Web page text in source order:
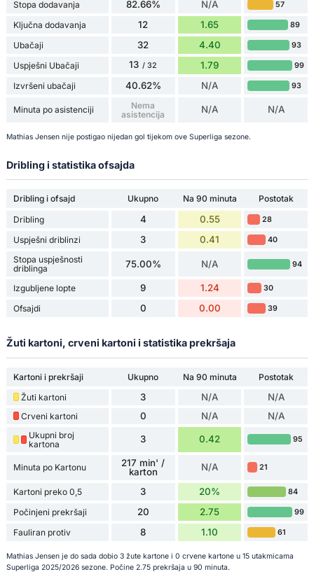
Stopa dodavanja 82.66% N/A 57
Ključna dodavanja 12 1.65 89
Ubačaji 32 4.40 93
Uspješni Ubačaji 13 / 32 1.79 99
Izvršeni ubačaji 40.62% N/A 93
Minuta po asistenciji
Nema
asistencija
N/A N/A
Mathias Jensen nije postigao nijedan gol tijekom ove Superliga sezone.
Dribling i statistika ofsajda
Dribling i ofsajd Ukupno Na 90 minuta
Postotak
Dribling
4 0.55 28
Uspješni driblinzi 3 0.41 40
Stopa uspješnosti
driblinga
75.00% N/A 94
Izgubljene lopte 9 1.24 30
Ofsajdi 0 0.00 39
Žuti kartoni, crveni kartoni i statistika prekršaja
Kartoni i prekršaji Ukupno Na 90 minuta
Postotak
Žuti kartoni
3 N/A N/A
Crveni kartoni 0 N/A N/A
Ukupni broj
kartona
3 0.42 95
Minuta po Kartonu
217 min' /
karton
N/A 21
Kartoni preko 0,5 3 20% 84
Počinjeni prekršaji 20 2.75 99
Fauliran protiv 8 1.10 61
Mathias Jensen je do sada dobio 3 žute kartone i 0 crvene kartone u 15 utakmicama
Superliga 2025/2026 sezone. Počine 2.75 prekršaja u 90 minuta.